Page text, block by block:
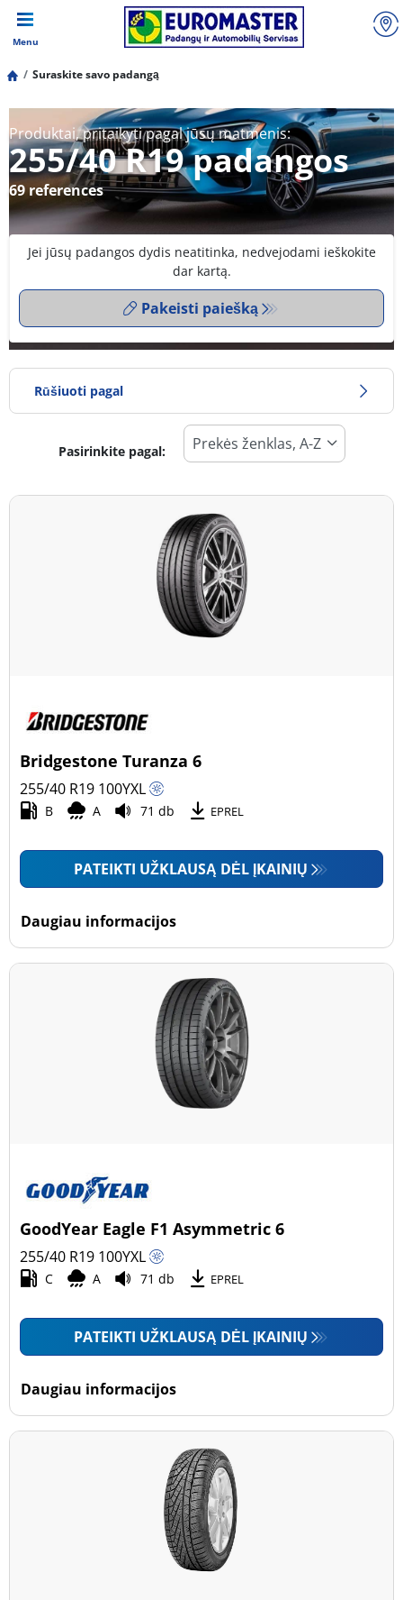
Menu
Suraskite savo padangą
Produktai, pritaikyti pagal jūsų matmenis:
255/40 R19 padangos
69 references
Jei jūsų padangos dydis neatitinka, nedvejodami ieškokite
dar kartą.
Pakeisti paiešką
Rūšiuoti pagal
Padangos tipas
Visi tipai (69)
Visi sezonai (11)
Lengvasis automobilis (66)
Mažas sunkvežimis (0)
Motociklas (0)
Padanga sustiprintomis sienelėmis
Daugiau parinkčių
Pasirinkite pagal:
Bridgestone Turanza 6
255/40 R19 100YXL
B A 71 db EPREL
PATEIKTI UŽKLAUSĄ DĖL ĮKAINIŲ
Daugiau informacijos
GoodYear Eagle F1 Asymmetric 6
255/40 R19 100YXL
C A 71 db EPREL
PATEIKTI UŽKLAUSĄ DĖL ĮKAINIŲ
Daugiau informacijos